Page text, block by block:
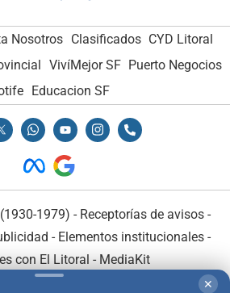
Nosotros Clasificados CYD Litoral
VivíMejor SF Puerto Negocios
Educacion SF
1979) - Receptorías de avisos -
- Elementos institucionales-
con El Litoral - MediaKit
✕